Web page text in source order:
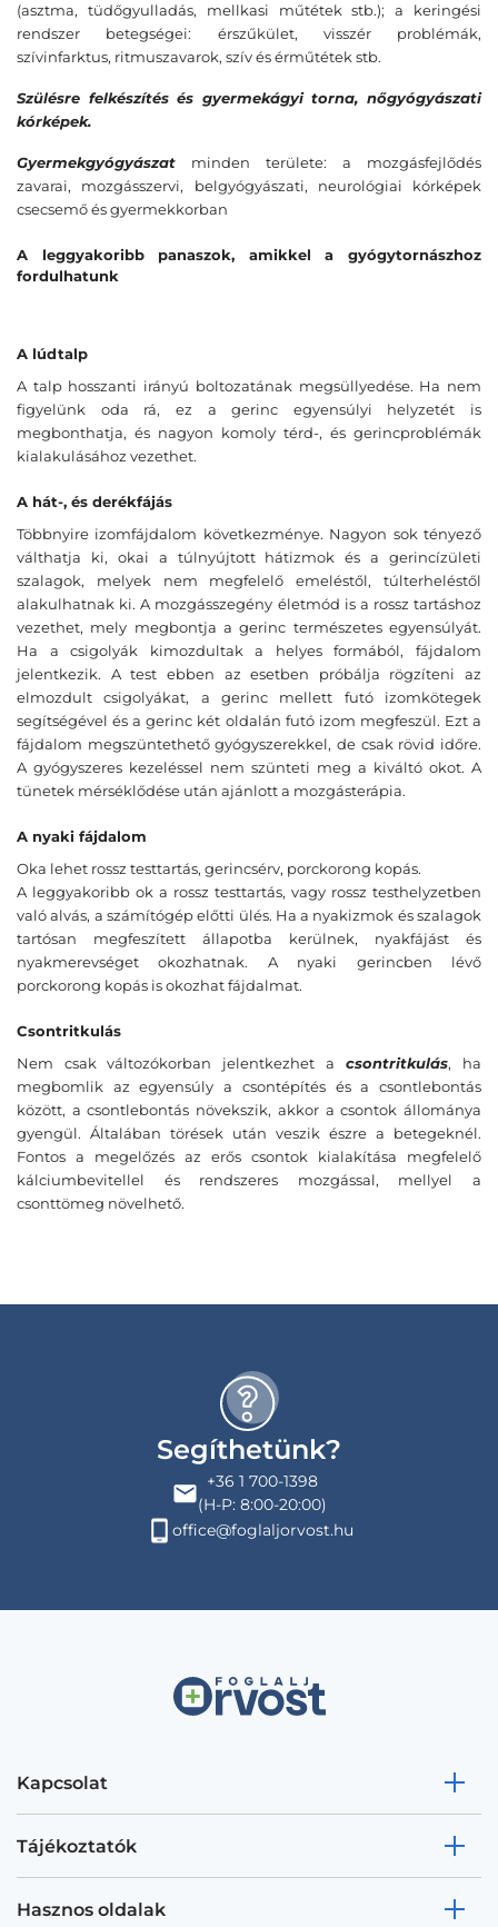
(asztma, tüdőgyulladás, mellkasi műtétek stb.); a keringési
rendszer betegségei: érszűkület, visszér problémák,
szívinfarktus, ritmuszavarok, szív és érműtétek stb.
Szülésre felkészítés és gyermekágyi torna, nőgyógyászati
kórképek.
Gyermekgyógyászat
minden területe: a mozgásfejlődés
zavarai, mozgásszervi, belgyógyászati, neurológiai kórképek
csecsemő és gyermekkorban
A leggyakoribb panaszok, amikkel a gyógytornászhoz
fordulhatunk
A lúdtalp
A talp hosszanti irányú boltozatának megsüllyedése. Ha nem
figyelünk oda rá, ez a gerinc egyensúlyi helyzetét is
megbonthatja, és nagyon komoly térd-, és gerincproblémák
kialakulásához vezethet.
A hát-, és derékfájás
Többnyire izomfájdalom következménye. Nagyon sok tényező
válthatja ki, okai a túlnyújtott hátizmok és a gerincízületi
szalagok, melyek nem megfelelő emeléstől, túlterheléstől
alakulhatnak ki. A mozgásszegény életmód is a rossz tartáshoz
vezethet, mely megbontja a gerinc természetes egyensúlyát.
Ha a csigolyák kimozdultak a helyes formából, fájdalom
jelentkezik. A test ebben az esetben próbálja rögzíteni az
elmozdult csigolyákat, a gerinc mellett futó izomkötegek
segítségével és a gerinc két oldalán futó izom megfeszül. Ezt a
fájdalom megszüntethető gyógyszerekkel, de csak rövid időre.
A gyógyszeres kezeléssel nem szünteti meg a kiváltó okot. A
tünetek mérséklődése után ajánlott a mozgásterápia.
A nyaki fájdalom
Oka lehet rossz testtartás, gerincsérv, porckorong kopás.
A leggyakoribb ok a rossz testtartás, vagy rossz testhelyzetben
való alvás, a számítógép előtti ülés. Ha a nyakizmok és szalagok
tartósan megfeszített állapotba kerülnek, nyakfájást és
nyakmerevséget okozhatnak. A nyaki gerincben lévő
porckorong kopás is okozhat fájdalmat.
Csontritkulás
Nem csak változókorban jelentkezhet a csontritkulás, ha
megbomlik az egyensúly a csontépítés és a csontlebontás
között, a csontlebontás növekszik, akkor a csontok állománya
gyengül. Általában törések után veszik észre a betegeknél.
Fontos a megelőzés az erős csontok kialakítása megfelelő
kálciumbevitellel és rendszeres mozgással, mellyel a
csonttömeg növelhető.
Segíthetünk?
+36 1 700-1398
(H-P: 8:00-20:00)
office@foglaljorvost.hu
Kapcsolat
Tájékoztatók
Hasznos oldalak